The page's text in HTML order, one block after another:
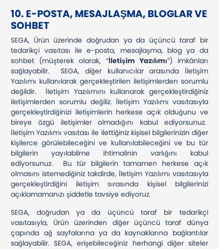
10. E-POSTA, MESAJLAŞMA, BLOGLAR VE
SOHBET
SEGA, Ürün üzerinde doğrudan ya da üçüncü taraf bir
tedarikçi vasıtası ile e-posta, mesajlaşma, blog ya da
sohbet (müşterek olarak, “İletişim Yazılımı”) imkânları
sağlayabilir. SEGA, diğer kullanıcılar arasında İletişim
Yazılımı kullanılarak gerçekleştirilen iletişimlerden sorumlu
değildir. İletişim Yazılımını kullanarak gerçekleştirdiğiniz
iletişimlerden sorumlu değiliz. İletişim Yazılımı vasıtasıyla
gerçekleştirdiğinizi iletişimlerin herkese açık olduğunu ve
bireye özgü iletişimler olmadığını kabul ediyorsunuz.
İletişim Yazılımı vasıtası ile ilettiğiniz kişisel bilgilerinizin diğer
kişilerce görülebileceğini ve kullanılabileceğini ve bu tür
bilgilerin yayılabilme ihtimalinin varlığını kabul
ediyorsunuz. Bu tür bilgilerin tamamen herkese açık
olmasını istemediğiniz takdirde, İletişim Yazılımı vasıtasıyla
gerçekleştirdiğini iletişim sırasında kişisel bilgilerinizi
açıklamamanızı şiddetle tavsiye ediyoruz.
SEGA, doğrudan ya da üçüncü taraf bir tedarikçi
vasıtasıyla, Ürün üzerinden diğer üçüncü taraf dünya
çapında ağ sayfalarına ya da kaynaklarına bağlantılar
sağlayabilir. SEGA, erişebileceğiniz herhangi diğer siteler